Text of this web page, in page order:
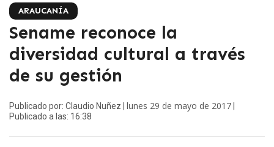
ARAUCANÍA
Sename reconoce la
diversidad cultural a través
de su gestión
Publicado por: Claudio Nuñez | lunes 29 de mayo de 2017
Publicado a las: 16:38